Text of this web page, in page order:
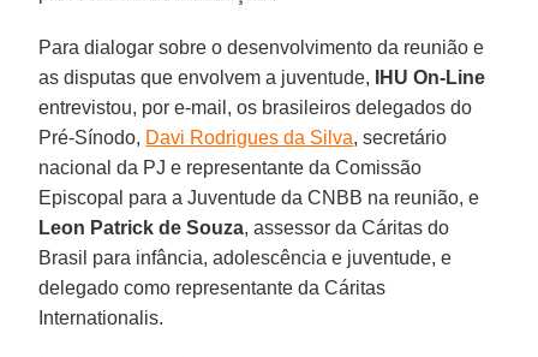
Para dialogar sobre o desenvolvimento da reunião e
as disputas que envolvem a juventude,
IHU On-Line
entrevistou, por e-mail, os brasileiros delegados do
Pré-Sínodo, Davi Rodrigues da Silva, secretário
nacional da PJ e representante da Comissão
Episcopal para a Juventude da CNBB na reunião, e
Leon Patrick de Souza, assessor da Cáritas do
Brasil para infância, adolescência e juventude, e
delegado como representante da Cáritas
Internationalis.